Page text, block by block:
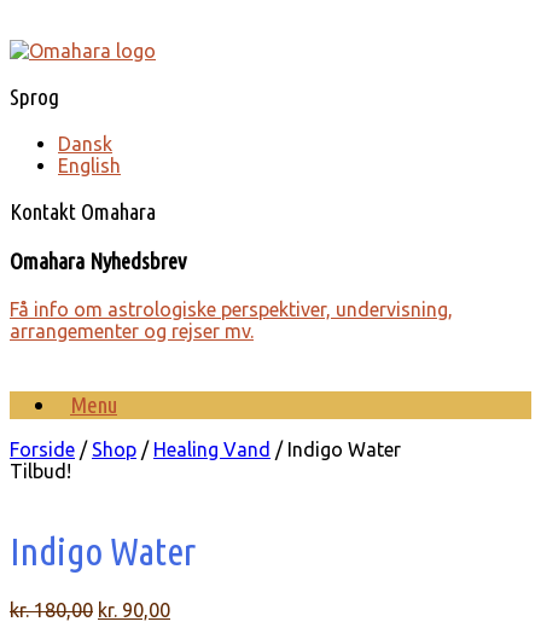
til
indhold
Sprog
Dansk
English
Kontakt Omahara
Omahara Nyhedsbrev
Få info om astro­lo­giske perspek­tiver, under­visning,
arrange­menter og rejser mv.
Menu
Forside / Shop / Healing Vand / Indigo Water
Tilbud!
Indigo Water
kr.180,00 Den
kr. 90,00Den